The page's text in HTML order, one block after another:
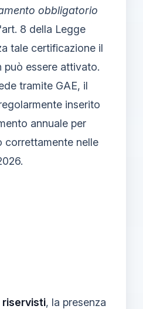
obbligatorio
8 della Legge
tale certificazione il
essere attivato.
tramite GAE, il
inserito
annuale per
correttamente nelle
riservisti, la presenza